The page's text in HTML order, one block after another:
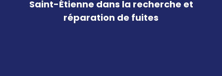
Saint-Étienne dans la recherche et
réparation de fuites